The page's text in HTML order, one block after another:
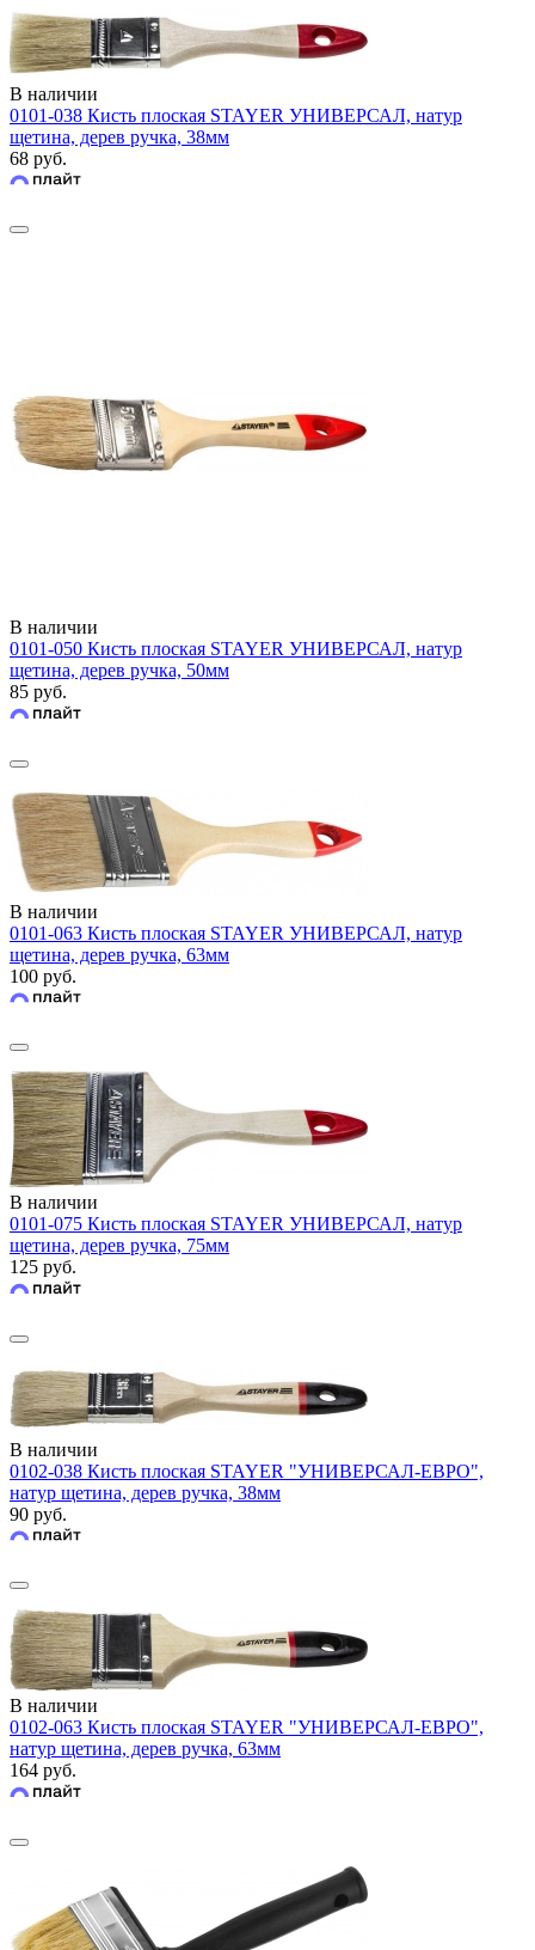
В наличии
0101-038 Кисть плоская STAYER УНИВЕРСАЛ, натур
щетина, дерев ручка, 38мм
68 руб.
В наличии
0101-050 Кисть плоская STAYER УНИВЕРСАЛ, натур
щетина, дерев ручка, 50мм
85 руб.
В наличии
0101-063 Кисть плоская STAYER УНИВЕРСАЛ, натур
щетина, дерев ручка, 63мм
100 руб.
В наличии
0101-075 Кисть плоская STAYER УНИВЕРСАЛ, натур
щетина, дерев ручка, 75мм
125 руб.
В наличии
0102-038 Кисть плоская STAYER "УНИВЕРСАЛ-ЕВРО",
натур щетина, дерев ручка, 38мм
90 руб.
В наличии
0102-063 Кисть плоская STAYER "УНИВЕРСАЛ-ЕВРО",
натур щетина, дерев ручка, 63мм
164 руб.